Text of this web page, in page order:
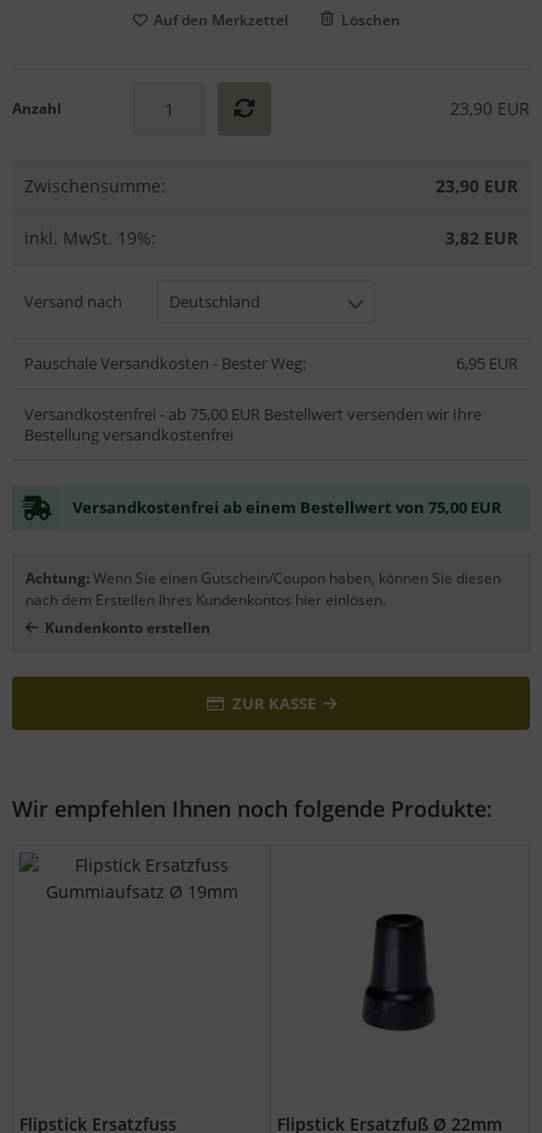
Auf den Merkzettel Löschen
Anzahl 23,90 EUR
Zwischensumme: 23,90 EUR
inkl. MwSt. 19%: 3,82 EUR
Versand nach Deutschland
Pauschale Versandkosten - Bester Weg: 6,95 EUR
Versandkostenfrei - ab 75,00 EUR Bestellwert versenden wir Ihre
Bestellung versandkostenfrei
Versandkostenfrei ab einem Bestellwert von 75,00 EUR
Achtung:Wenn Sie einen Gutschein/Coupon haben, können Sie diesen
nach dem Erstellen Ihres Kundenkontos hier einlösen.
Kundenkonto erstellen
ZUR KASSE
Wir empfehlen Ihnen noch folgende Produkte:
Flipstick Ersatzfuss
Flipstick Ersatzfuß Ø 22mm